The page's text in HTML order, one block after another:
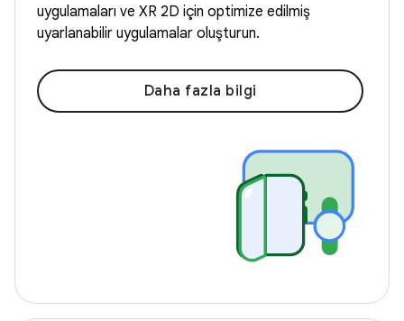
uygulamaları ve XR 2D için optimize edilmiş
uyarlanabilir uygulamalar oluşturun.
Daha fazla bilgi